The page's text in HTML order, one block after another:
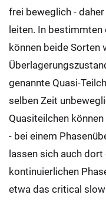
frei beweglich -
leiten. In
können beide Sorten
genannte Quasi-
selben Zeit
Quasiteilchen
- bei einem
lassen sich auch
kontinuierlichen
etwa das critical